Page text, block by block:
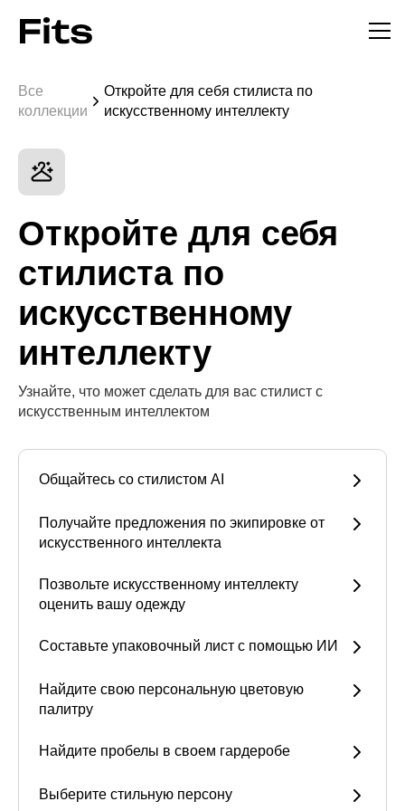
Все
коллекции
Откройте для себя стилиста по
искусственному интеллекту
Откройте для себя
стилиста по
искусственному
интеллекту
Узнайте, что может сделать для вас стилист с
искусственным интеллектом
Общайтесь со стилистом AI
Получайте предложения по экипировке от
искусственного интеллекта
Позвольте искусственному интеллекту
оценить вашу одежду
Составьте упаковочный лист с помощью ИИ
Найдите свою персональную цветовую
палитру
Найдите пробелы в своем гардеробе
Выберите стильную персону